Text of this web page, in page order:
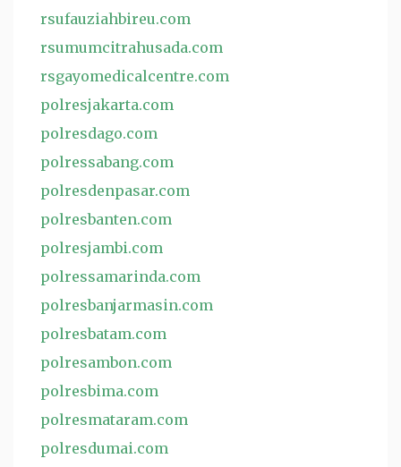
rsufauziahbireu.com
rsumumcitrahusada.com
rsgayomedicalcentre.com
polresjakarta.com
polresdago.com
polressabang.com
polresdenpasar.com
polresbanten.com
polresjambi.com
polressamarinda.com
polresbanjarmasin.com
polresbatam.com
polresambon.com
polresbima.com
polresmataram.com
polresdumai.com